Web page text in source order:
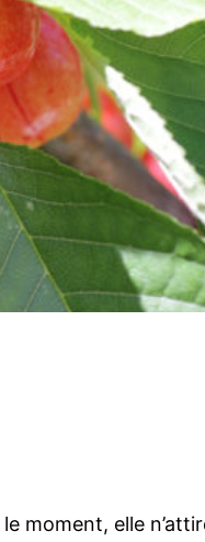
moment, elle